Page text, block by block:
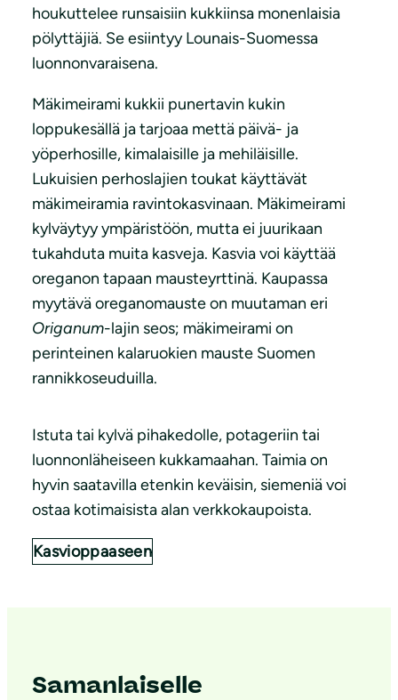
houkuttelee runsaisiin kukkiinsa monenlaisia
pölyttäjiä. Se esiintyy Lounais-Suomessa
luonnonvaraisena.
Mäkimeirami kukkii punertavin kukin
loppukesällä ja tarjoaa mettä päivä- ja
yöperhosille, kimalaisille ja mehiläisille.
Lukuisien perhoslajien toukat käyttävät
mäkimeiramia ravintokasvinaan. Mäkimeirami
kylväytyy ympäristöön, mutta ei juurikaan
tukahduta muita kasveja. Kasvia voi käyttää
oreganon tapaan mausteyrttinä. Kaupassa
myytävä oreganomauste on muutaman eri
Origanum-lajin seos; mäkimeirami on
perinteinen kalaruokien mauste Suomen
rannikkoseuduilla.
Istuta tai kylvä pihakedolle, potageriin tai
luonnonläheiseen kukkamaahan. Taimia on
hyvin saatavilla etenkin keväisin, siemeniä voi
ostaa kotimaisista alan verkkokaupoista.
Kasvioppaaseen
Samanlaiselle